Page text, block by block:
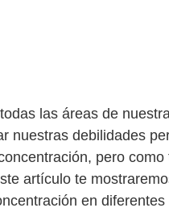
las áreas de
nuestras debilidades
pero
artículo te
en diferentes